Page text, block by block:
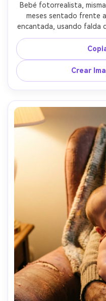
Bebé fotorrealista,
meses sentado frente
encantada, usando falda
simple, diadema con
mínima de cumpleaños
estudio suave a través de
f/2, composición
textura realista de migas
celebración sin
Crear